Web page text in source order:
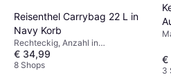
Reisenthel Carrybag 22 L in
Navy Korb
Rechteckig, Anzahl in
Verpackung: 1, Material: Polyester
€ 34,99
8 Shops €
3